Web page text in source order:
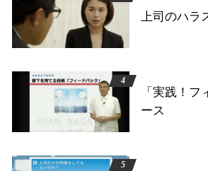
上司のハラ
「実践！フ
ース